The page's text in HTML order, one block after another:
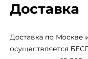
Доставка
Доставка по Москве
осуществляется